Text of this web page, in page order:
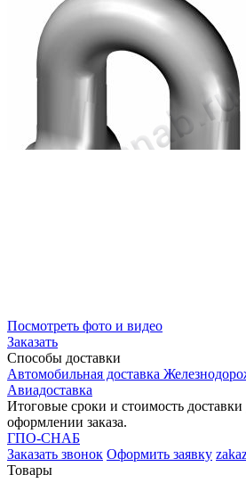
Посмотреть фото и видео
Заказать
Способы доставки
Автомобильная доставка
Авиадоставка
Итоговые сроки и стоимость
оформлении заказа.
ГПО-СНАБ
Заказать звонок Оформить заявку
Товары